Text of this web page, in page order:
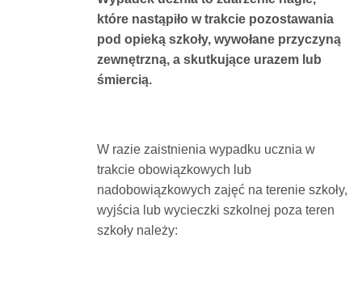
które nastąpiło w trakcie pozostawania
pod opieką szkoły, wywołane przyczyną
zewnętrzną, a skutkujące urazem lub
śmiercią.
W razie zaistnienia wypadku ucznia w
trakcie obowiązkowych lub
nadobowiązkowych zajęć na terenie szkoły,
wyjścia lub wycieczki szkolnej poza teren
szkoły należy: